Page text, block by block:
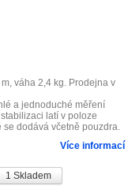
váha 2,4 kg. Prodejna v
a jednoduché měření
latí v poloze
dodává včetně pouzdra.
Více informací
1 Skladem